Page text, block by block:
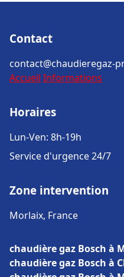
Contact
contact@chaudieregaz-
Accueil Informations
Horaires
Lun-Ven: 8h-19h
Service d'urgence 24/7
Zone intervention
Morlaix, France
chaudière gaz Bosch à
chaudière gaz Bosch à